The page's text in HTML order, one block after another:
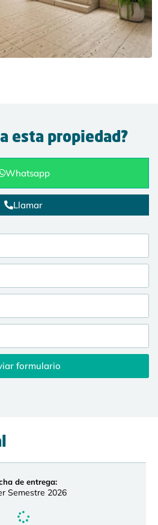
de entrega:
Semestre 2026
esta propiedad?
Whatsapp
Llamar
formulario